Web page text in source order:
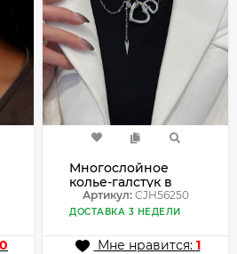
0
Многослойное
колье-галстук в
стиле гранж
CJH56250
Артикул:CJH56250
ДОСТАВКА 3 НЕДЕЛИ
Мне нравится: 1